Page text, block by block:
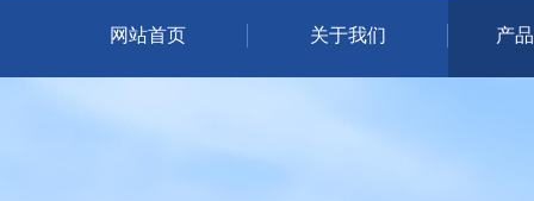
网站首页 关于我们 产